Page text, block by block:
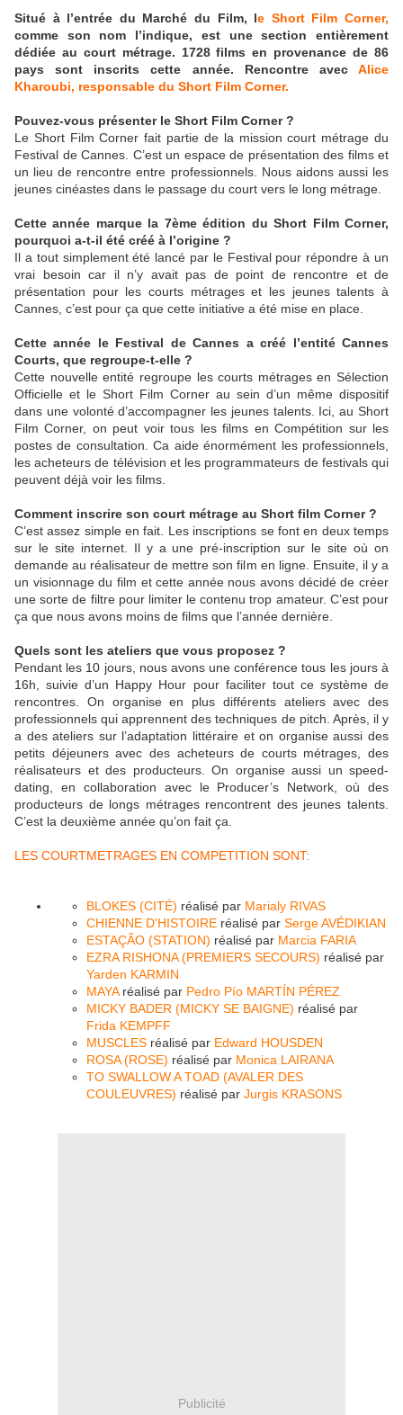
Situé à l’entrée du Marché du Film, le Short Film Corner,
comme son nom l’indique, est une section entièrement
dédiée au court métrage. 1728 films en provenance de 86
pays sont inscrits cette année. Rencontre avec Alice
Kharoubi, responsable du Short Film Corner.
Pouvez-vous présenter le Short Film Corner ?
Le Short Film Corner fait partie de la mission court métrage du
Festival de Cannes. C’est un espace de présentation des films et
un lieu de rencontre entre professionnels. Nous aidons aussi les
jeunes cinéastes dans le passage du court vers le long métrage.
Cette année marque la 7ème édition du Short Film Corner,
pourquoi a-t-il été créé à l’origine ?
Il a tout simplement été lancé par le Festival pour répondre à un
vrai besoin car il n’y avait pas de point de rencontre et de
présentation pour les courts métrages et les jeunes talents à
Cannes, c’est pour ça que cette initiative a été mise en place.
Cette année le Festival de Cannes a créé l’entité Cannes
Courts, que regroupe-t-elle ?
Cette nouvelle entité regroupe les courts métrages en Sélection
Officielle et le Short Film Corner au sein d’un même dispositif
dans une volonté d’accompagner les jeunes talents. Ici, au Short
Film Corner, on peut voir tous les films en Compétition sur les
postes de consultation. Ca aide énormément les professionnels,
les acheteurs de télévision et les programmateurs de festivals qui
peuvent déjà voir les films.
Comment inscrire son court métrage au Short film Corner ?
C’est assez simple en fait. Les inscriptions se font en deux temps
sur le site internet. Il y a une pré-inscription sur le site où on
demande au réalisateur de mettre son film en ligne. Ensuite, il y a
un visionnage du film et cette année nous avons décidé de créer
une sorte de filtre pour limiter le contenu trop amateur. C’est pour
ça que nous avons moins de films que l’année dernière.
Quels sont les ateliers que vous proposez ?
Pendant les 10 jours, nous avons une conférence tous les jours à
16h, suivie d’un Happy Hour pour faciliter tout ce système de
rencontres. On organise en plus différents ateliers avec des
professionnels qui apprennent des techniques de pitch. Après, il y
a des ateliers sur l’adaptation littéraire et on organise aussi des
petits déjeuners avec des acheteurs de courts métrages, des
réalisateurs et des producteurs. On organise aussi un speed-
dating, en collaboration avec le Producer’s Network, où des
producteurs de longs métrages rencontrent des jeunes talents.
C’est la deuxième année qu’on fait ça.
LES COURTMETRAGES EN COMPETITION SONT:
BLOKES (CITÉ) réalisé par Marialy RIVAS
CHIENNE D'HISTOIRE réalisé par Serge AVÉDIKIAN
ESTAÇÃO (STATION) réalisé par Marcia FARIA
EZRA RISHONA (PREMIERS SECOURS) réalisé par
Yarden KARMIN
MAYAréalisé par Pedro Pío MARTÍN PÉREZ
MICKY BADER (MICKY SE BAIGNE) réalisé par
Frida KEMPFF
MUSCLES réalisé par Edward HOUSDEN
ROSA (ROSE) réalisé par Monica LAIRANA
TO SWALLOW A TOAD (AVALER DES
COULEUVRES) réalisé par Jurgis KRASONS
Publicité